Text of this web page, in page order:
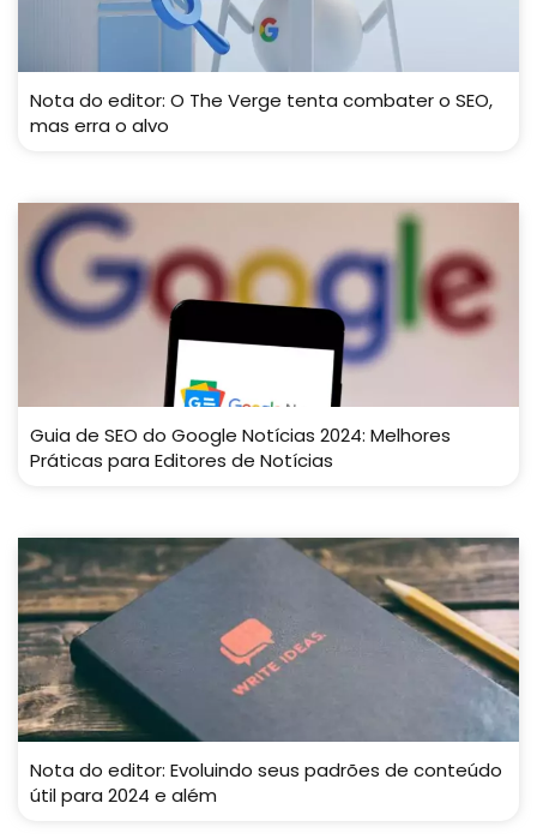
Nota do editor: O The Verge tenta combater o SEO,
mas erra o alvo
Guia de SEO do Google Notícias 2024: Melhores
Práticas para Editores de Notícias
Nota do editor: Evoluindo seus padrões de conteúdo
útil para 2024 e além